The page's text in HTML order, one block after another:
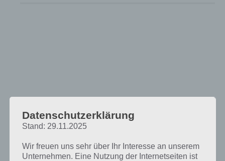
Datenschutzerklärung
Stand: 29.11.2025
Wir freuen uns sehr über Ihr Interesse an unserem
Unternehmen. Eine Nutzung der Internetseiten ist